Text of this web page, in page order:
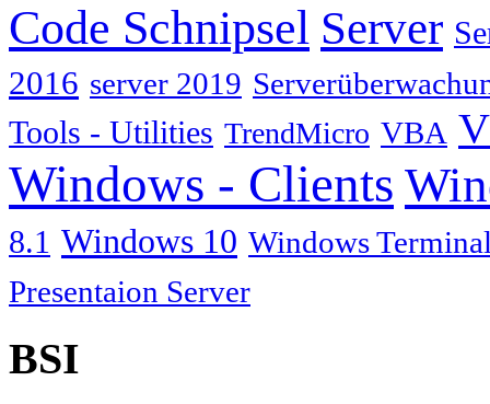
Code Schnipsel Server
2016 server 2019
Tools - Utilities TrendMicro VBA
Windows - Clients
8.1 Windows 10 Windows
Presentaion Server
BSI